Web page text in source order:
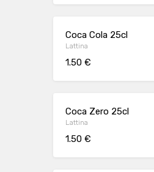
Coca Cola 25cl
Lattina
1.50 €
Coca Zero 25cl
Lattina
1.50 €